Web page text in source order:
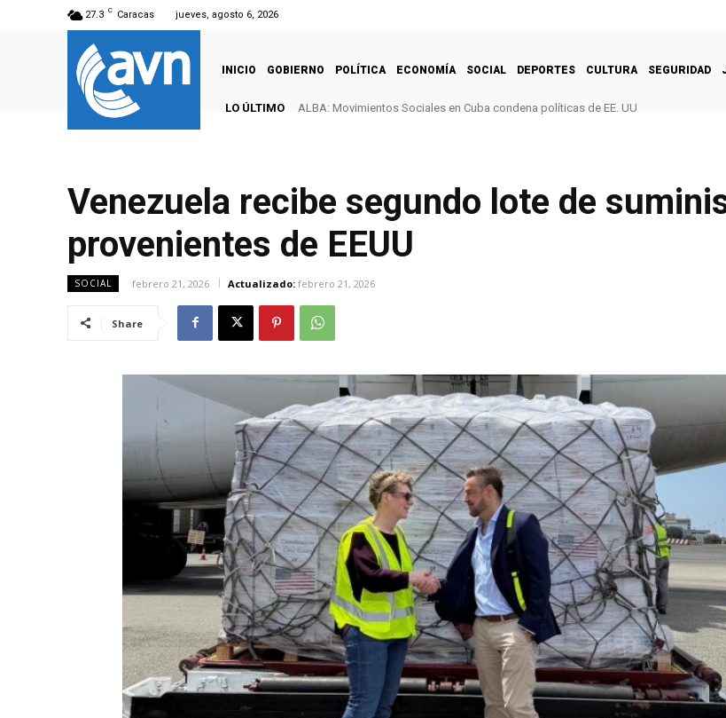
27.3 C Caracas jueves, agosto 6, 2026
INICIO GOBIERNO POLÍTICA ECONOMÍA SOCIAL DEPORTES CULTURA SEGURIDAD
LO ÚLTIMO ALBA: Movimientos Sociales en Cuba condena políticas de EE. UU
Venezuela recibe segundo lote de
provenientes de EEUU
SOCIAL febrero 21, 2026 Actualizado: febrero 21, 2026
Share